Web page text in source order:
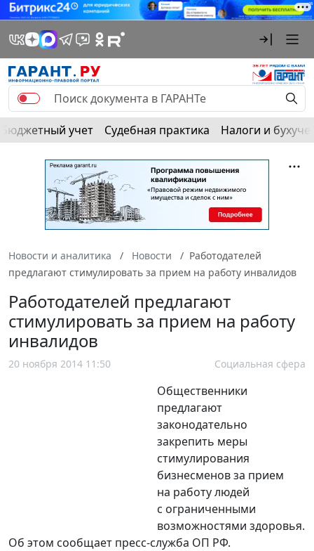
Бюджетный учет Судебная практика Налоги и
Новости и аналитика Новости
Работодателей
предлагают стимулировать за прием на работу инвалидов
Работодателей предлагают
стимулировать за прием на работу
инвалидов
20 ноября 2014 11:50 Социальная сфера
Общественники
предлагают
законодательно
закрепить меры
стимулирования
бизнесменов за прием
на работу людей
с ограниченными
возможностями здоровья.
Об этом сообщает пресс-служба ОП РФ.